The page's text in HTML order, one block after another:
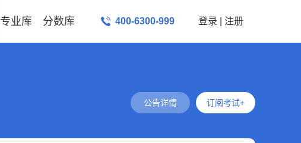
400-6300-999 登录 注册
专业库 分数库
公告详情 订阅考试+